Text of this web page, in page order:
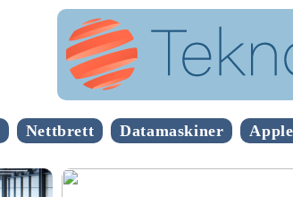
Nettbrett Datamaskiner Apple